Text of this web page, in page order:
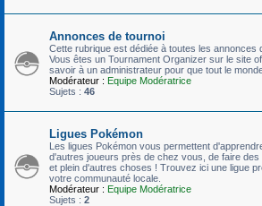
Annonces de tournoi
Cette rubrique est dédiée à toutes les annonces
Vous êtes un Tournament Organizer sur le site
savoir à un administrateur pour que tout le
Modérateur : Equipe Modératrice
Sujets : 46
Ligues Pokémon
Les ligues Pokémon vous permettent
d'autres joueurs près de chez vous, de faire
et plein d'autres choses ! Trouvez ici une ligue
votre communauté locale.
Modérateur : Equipe Modératrice
Sujets : 2